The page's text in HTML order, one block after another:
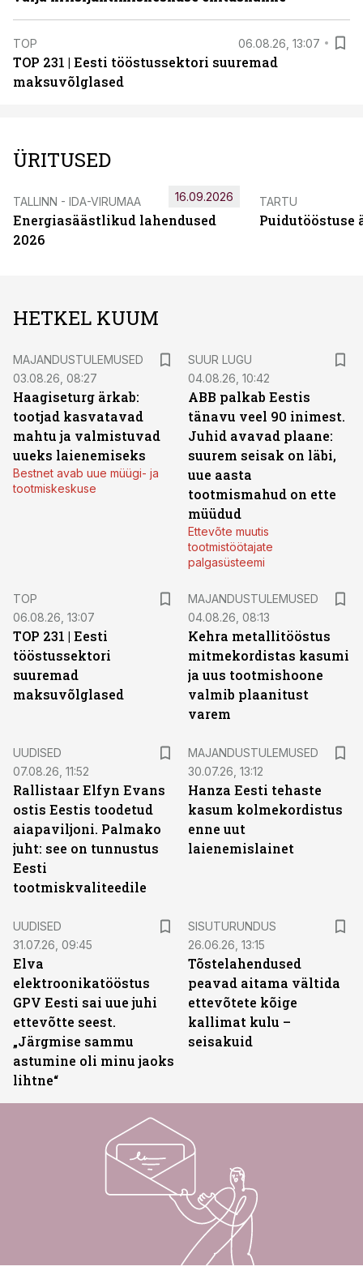
TOP 06.08.26, 13:07
TOP 231 | Eesti tööstussektori suuremad
maksuvõlglased
ÜRITUSED
TALLINN - IDA-VIRUMAA
Energiasäästlikud lahendused
2026
16.09.2026 TARTU
Puidutööstuse
HETKEL KUUM
MAJANDUSTULEMUSED
03.08.26, 08:27
Haagiseturg ärkab:
tootjad kasvatavad
mahtu ja valmistuvad
uueks laienemiseks
Bestnet avab uue müügi- ja
tootmiskeskuse
SUUR LUGU
04.08.26, 10:42
ABB palkab Eestis
tänavu veel 90 inimest.
Juhid avavad plaane:
suurem seisak on läbi,
uue aasta
tootmismahud on ette
müüdud
Ettevõte muutis
tootmistöötajate
palgasüsteemi
TOP
06.08.26, 13:07
TOP 231 | Eesti
tööstussektori
suuremad
maksuvõlglased
MAJANDUSTULEMUSED
04.08.26, 08:13
Kehra metallitööstus
mitmekordistas kasumi
ja uus tootmishoone
valmib plaanitust
varem
UUDISED
07.08.26, 11:52
Rallistaar Elfyn Evans
ostis Eestis toodetud
aiapaviljoni. Palmako
juht: see on tunnustus
Eesti
tootmiskvaliteedile
MAJANDUSTULEMUSED
30.07.26, 13:12
Hanza Eesti tehaste
kasum kolmekordistus
enne uut
laienemislainet
UUDISED
31.07.26, 09:45
Elva
elektroonikatööstus
GPV Eesti sai uue juhi
ettevõtte seest.
„Järgmise sammu
astumine oli minu jaoks
lihtne“
SISUTURUNDUS
26.06.26, 13:15
Tõstelahendused
peavad aitama vältida
ettevõtete kõige
kallimat kulu –
seisakuid